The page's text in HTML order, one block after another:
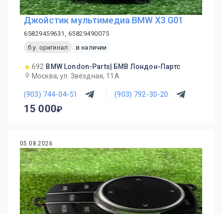
Джойстик мультимедиа BMW X3 G01
65829459631, 65829490075
б.у. оригинал
в наличии
692 BMW London-Parts| БМВ Лондон-Партс
Москва, ул. Звёздная, 11А
(903) 744-04-51 (903) 792-30-20
15 000
05.08.2026